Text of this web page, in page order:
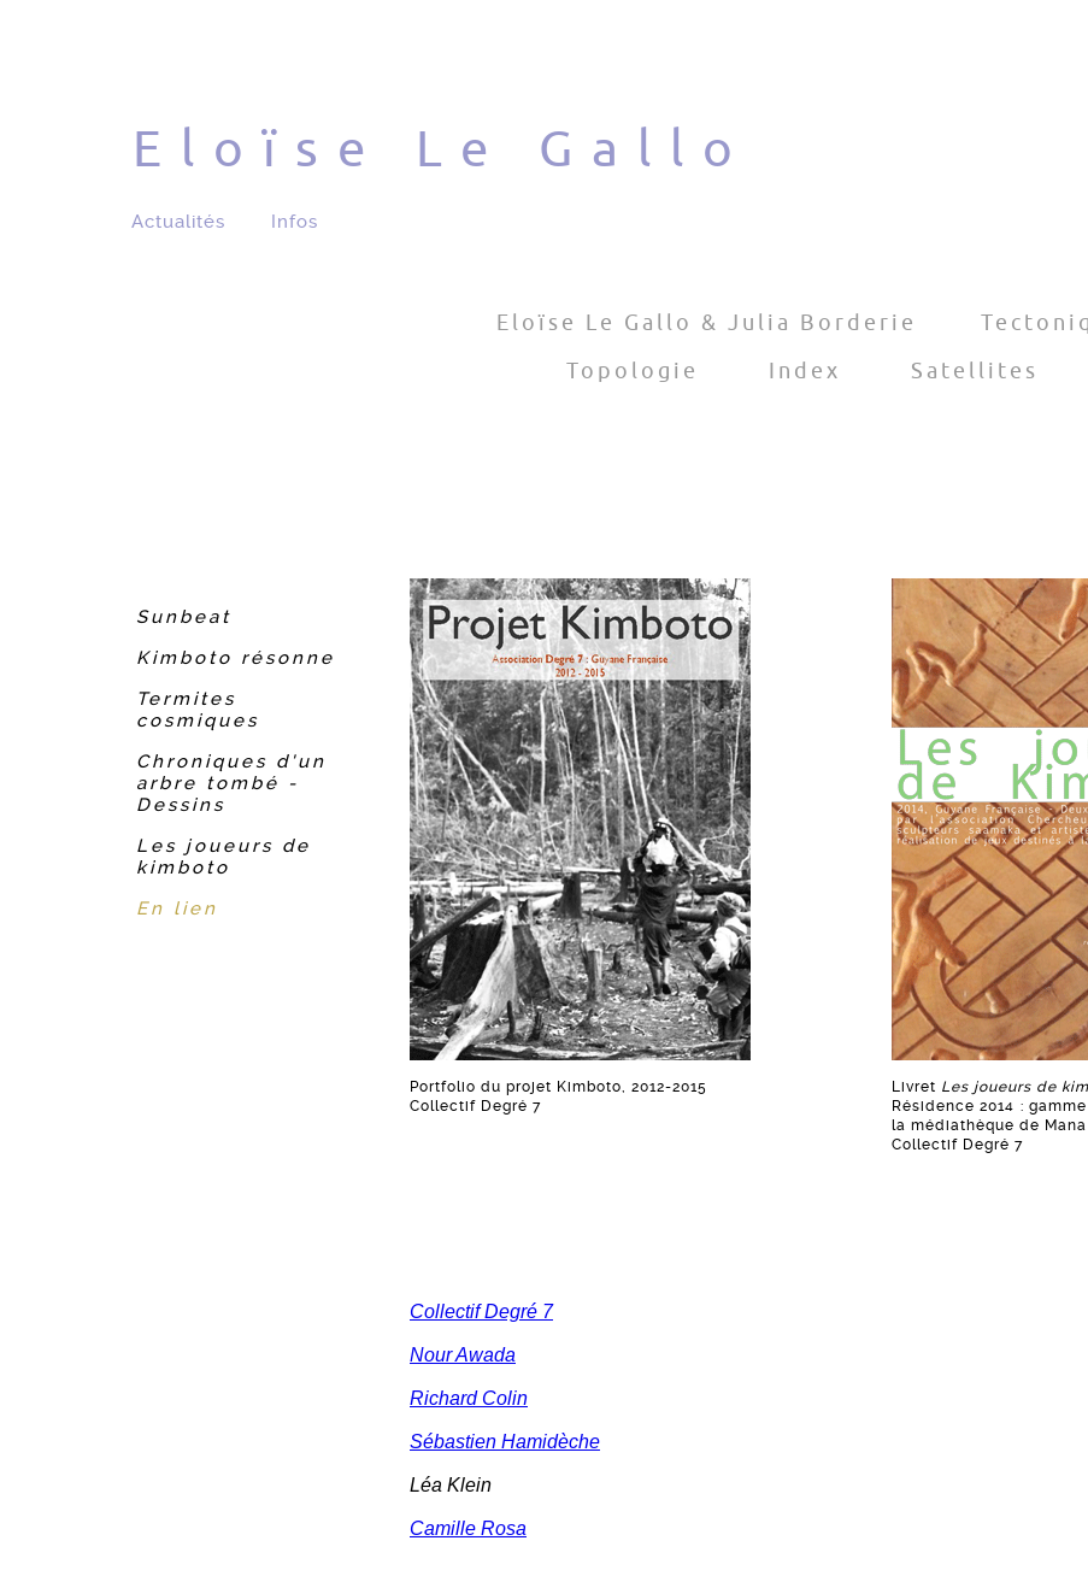
Eloïse Le Gallo
Actualités Infos
Eloïse Le Gallo & Julia Borderie
Topologie
Index Satellites
Sunbeat
Kimboto résonne
Termites
cosmiques
Chroniques d'un
arbre tombé -
Dessins
Les joueurs de
kimboto
En lien
Portfolio du projet Kimboto, 2012-2015
Collectif Degré 7
Livret Les joueurs de
Résidence 2014 :
la médiathèque de Mana
Collectif Degré 7
Collectif Degré 7
Nour Awada
Richard Colin
Sébastien Hamidèche
Léa Klein
Camille Rosa